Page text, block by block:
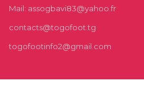
Mail: assogbavi83@yahoo.fr
contacts@togofoot.tg
togofootinfo2@gmail.com